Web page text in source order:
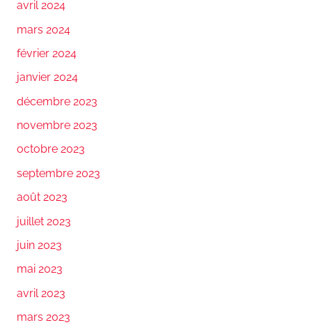
avril 2024
mars 2024
février 2024
janvier 2024
décembre 2023
novembre 2023
octobre 2023
septembre 2023
août 2023
juillet 2023
juin 2023
mai 2023
avril 2023
mars 2023